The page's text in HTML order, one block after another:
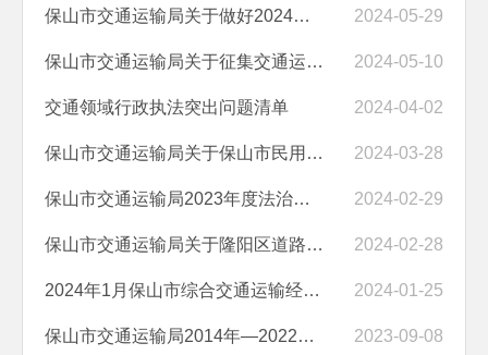
保山市交通运输局关于做好2024年交通工程中、初级专业技术职称评审工作... 2024-05-29
保山市交通运输局关于征集交通运输行政执法突出问题线索的通告 2024-05-10
交通领域行政执法突出问题清单 2024-04-02
保山市交通运输局关于保山市民用机场净空管理办法（试行）公开征求意见... 2024-03-28
保山市交通运输局2023年度法治建设工作报告 2024-02-29
保山市交通运输局关于隆阳区道路运输从业 资格部分业务办理窗口变更的通告 2024-02-28
2024年1月保山市综合交通运输经济运行分析报告 2024-01-25
保山市交通运输局2014年—2022年文书档案整理及数字化扫描服务项目竞争... 2023-09-08